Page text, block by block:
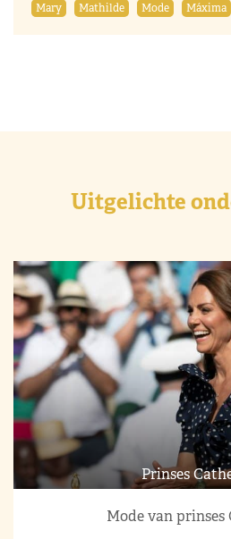
Mary
Mathilde Mode Máxima
Uitgelichte
Prinses
Mode van prinses